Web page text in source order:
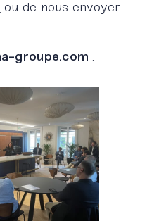
ou de nous envoyer
groupe.com .